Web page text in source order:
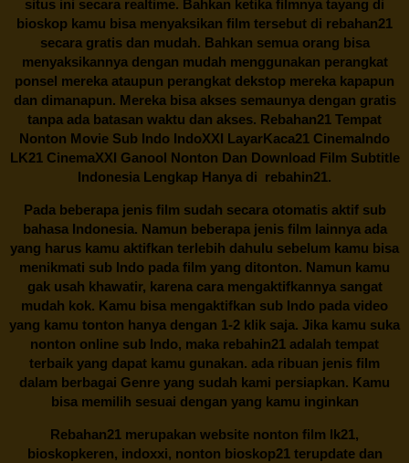
situs ini secara realtime. Bahkan ketika filmnya tayang di
bioskop kamu bisa menyaksikan film tersebut di rebahan21
secara gratis dan mudah. Bahkan semua orang bisa
menyaksikannya dengan mudah menggunakan perangkat
ponsel mereka ataupun perangkat dekstop mereka kapapun
dan dimanapun. Mereka bisa akses semaunya dengan gratis
tanpa ada batasan waktu dan akses. Rebahan21 Tempat
Nonton Movie Sub Indo IndoXXI LayarKaca21 CinemaIndo
LK21 CinemaXXI Ganool Nonton Dan Download Film Subtitle
Indonesia Lengkap Hanya di rebahin21.
Pada beberapa jenis film sudah secara otomatis aktif sub
bahasa Indonesia. Namun beberapa jenis film lainnya ada
yang harus kamu aktifkan terlebih dahulu sebelum kamu bisa
menikmati sub Indo pada film yang ditonton. Namun kamu
gak usah khawatir, karena cara mengaktifkannya sangat
mudah kok. Kamu bisa mengaktifkan sub Indo pada video
yang kamu tonton hanya dengan 1-2 klik saja. Jika kamu suka
nonton online sub Indo, maka rebahin21 adalah tempat
terbaik yang dapat kamu gunakan. ada ribuan jenis film
dalam berbagai Genre yang sudah kami persiapkan. Kamu
bisa memilih sesuai dengan yang kamu inginkan
Rebahan21 merupakan website nonton film lk21,
bioskopkeren, indoxxi, nonton bioskop21 terupdate dan